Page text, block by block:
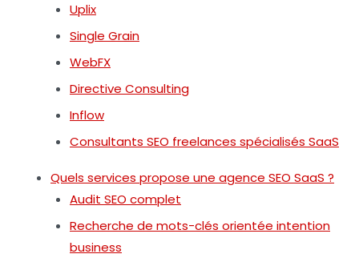
Uplix
Single Grain
WebFX
Directive Consulting
Inflow
Consultants SEO freelances spécialisés SaaS
Quels services propose une agence SEO SaaS ?
Audit SEO complet
Recherche de mots-clés orientée intention
business